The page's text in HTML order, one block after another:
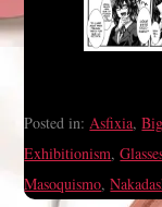
Posted in:Asfixia,
Exhibitionism,
Masoquismo,